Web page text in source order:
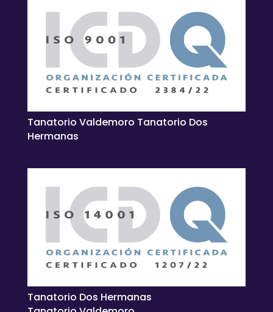
Tanatorio Valdemoro Tanatorio Dos
Hermanas
Tanatorio Dos Hermanas